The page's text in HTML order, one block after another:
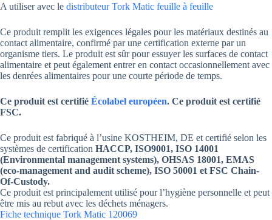
A utiliser avec le distributeur Tork Matic feuille à feuille
Ce produit remplit les exigences légales pour les matériaux destinés au
contact alimentaire, confirmé par une certification externe par un
organisme tiers. Le produit est sûr pour essuyer les surfaces de contact
alimentaire et peut également entrer en contact occasionnellement avec
les denrées alimentaires pour une courte période de temps.
Ce produit est certifié Écolabel européen. Ce produit est certifié
FSC.
Ce produit est fabriqué à l’usine KOSTHEIM, DE et certifié selon les
systèmes de certification HACCP, ISO9001, ISO 14001
(Environmental management systems), OHSAS 18001, EMAS
(eco-management and audit scheme), ISO 50001 et FSC Chain-
Of-Custody.
Ce produit est principalement utilisé pour l’hygiène personnelle et peut
être mis au rebut avec les déchets ménagers.
Fiche technique Tork Matic 120069